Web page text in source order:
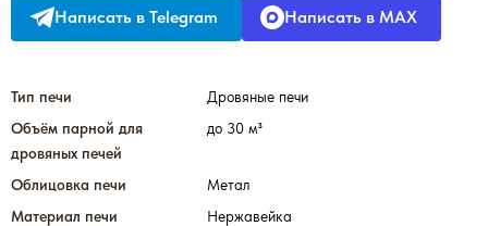
Написать в Telegram Написать в MAX
Тип печи
Дровяные печи
Объём парной для
дровяных печей
до 30 м³
Облицовка печи
Метал
Материал печи
Нержавейка